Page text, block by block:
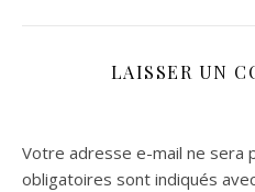
LAISSER UN
Votre adresse e-mail ne sera
obligatoires sont indiqués